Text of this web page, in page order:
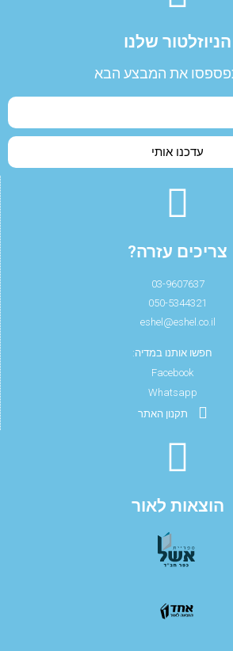
הניוזלטור שלנו​
את המבצע הבא
עדכנו אותי
צריכים עזרה?
03-9607637
050-5344321
eshel@eshel.co.il
חפשו אותנו במדיה:
Facebook
Whatsapp
תקנון האתר
הוצאות לאור